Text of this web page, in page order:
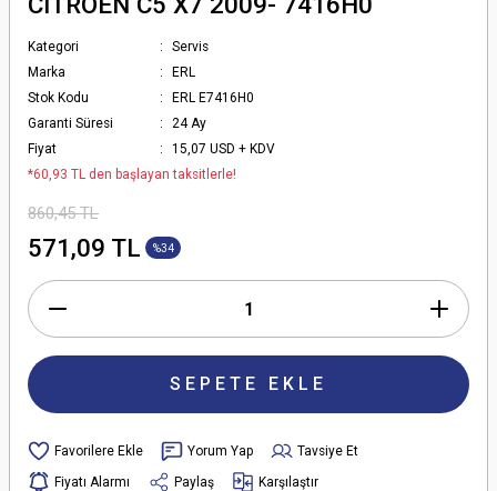
Kategori
Servis
Marka
ERL
Stok Kodu
ERL E7416H0
Garanti Süresi
24 Ay
Fiyat
15,07 USD + KDV
*60,93 TL den başlayan taksitlerle!
860,45 TL
571,09 TL %34
SEPETE EKLE
Yorum Yap
Tavsiye Et
Fiyatı Alarmı
Paylaş Karşılaştır